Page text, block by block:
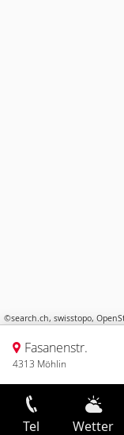
©search.ch, swisstopo,
Fasanenstr.
4313 Möhlin
Tel Wetter